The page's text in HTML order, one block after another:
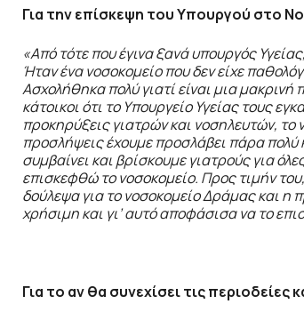
Για την επίσκεψη του Υπουργού στο
«Από τότε που έγινα ξανά υπουργός
Ήταν ένα νοσοκομείο που δεν είχε
Ασχολήθηκα πολύ γιατί είναι μια
κάτοικοι ότι το Υπουργείο Υγείας τους
προκηρύξεις γιατρών και νοσηλευτών, το
προσλήψεις έχουμε προσλάβει πάρα
συμβαίνει και βρίσκουμε γιατρούς για
επισκεφθώ το νοσοκομείο. Προς τιμήν
δούλεψα για το νοσοκομείο Δράμας και
χρήσιμη και γι’ αυτό αποφάσισα να το
Για το αν θα συνεχίσει τις περιοδείες